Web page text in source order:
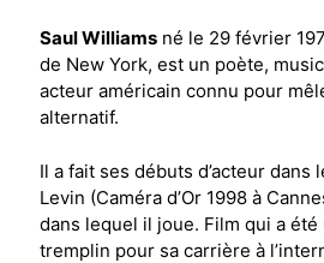
Jeune public
Rencontres Littéraires
Expositions
Infos pratiques
Plus sur le festival
Saul Williams né le 29 février
de New York, est un poète,
acteur américain connu pour
alternatif.
Il a fait ses débuts d’acteur dans
Levin (Caméra d’Or 1998 à
dans lequel il joue. Film qui a
tremplin pour sa carrière à